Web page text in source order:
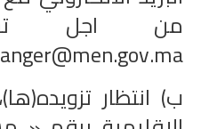
من اجل
ب) انتظار